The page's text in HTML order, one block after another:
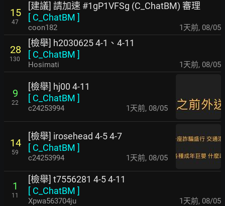
15
47
[建議] 請加速 #1gP1VFSg (C_ChatBM) 審理
[ C_ChatBM ]
coon182 1天前, 08/05
28
130
[檢舉] h2030625 4-1、4-11
[ C_ChatBM ]
Hosimati 1天前, 08/05
9
22
[檢舉] hj00 4-11
[ C_ChatBM ]
c24253994 1天前, 08/05
14
59
[檢舉] irosehead 4-5 4-7
[ C_ChatBM ]
c24253994 1天前, 08/05
1
11
[檢舉] t7556281 4-5 4-11
[ C_ChatBM ]
Xpwa563704ju 1天前, 08/05